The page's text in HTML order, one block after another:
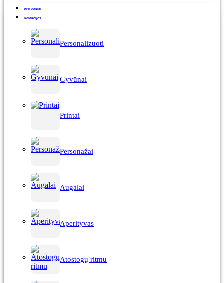
Visi deklai
Kolekcijos
Personalizuoti
Gyvūnai
Printai
Personažai
Augalai
Aperityvas
Atostogų ritmu